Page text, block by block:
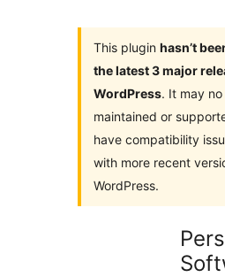
This plugin hasn’t
the latest 3 major
WordPress. It may
maintained or
have compatibility
with more recent
WordPress.